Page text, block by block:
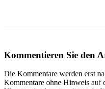
Kommentieren Sie den
Die Kommentare werden erst
Kommentare ohne Hinweis auf